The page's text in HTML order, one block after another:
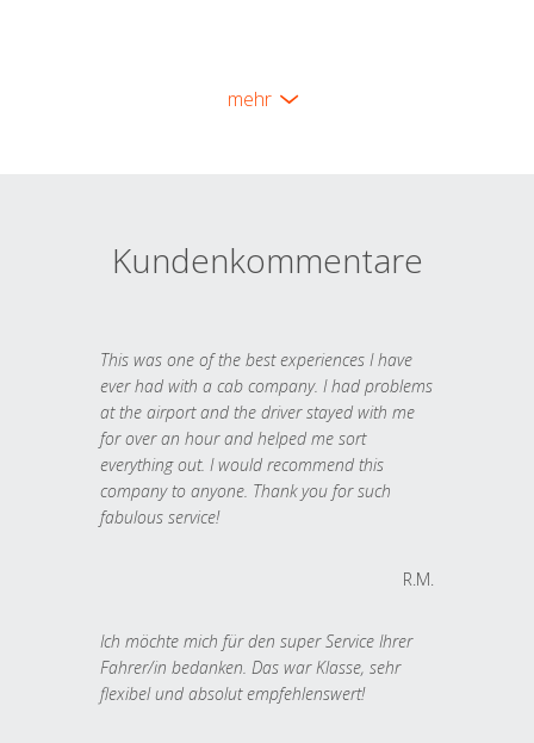
mehr
Kundenkommentare
This was one of the best experiences I have
ever had with a cab company. I had problems
at the airport and the driver stayed with me
for over an hour and helped me sort
everything out. I would recommend this
company to anyone. Thank you for such
fabulous service!
R.M.
Ich möchte mich für den super Service Ihrer
Fahrer/in bedanken. Das war Klasse, sehr
flexibel und absolut empfehlenswert!